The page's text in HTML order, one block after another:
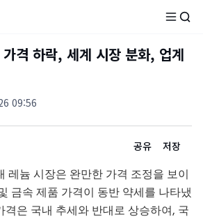
격 하락, 세계 시장 분화, 업계
09:56
공유
저장
레늄 시장은 완만한 가격 조정을 보이
금속 제품 가격이 동반 약세를 나타냈
격은 국내 추세와 반대로 상승하여, 국